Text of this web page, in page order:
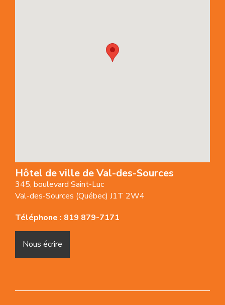
Hôtel de ville de Val-des-Sources
345, boulevard Saint-Luc
Val-des-Sources (Québec) J1T 2W4
Téléphone : 819 879-7171
Nous écrire